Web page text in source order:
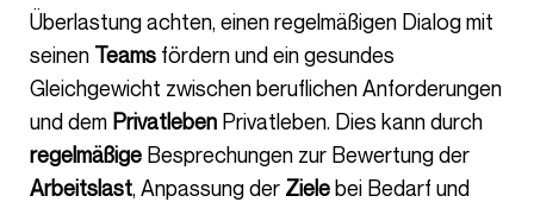
Überlastung achten, einen regelmäßigen Dialog mit
seinen Teams fördern und ein gesundes
Gleichgewicht zwischen beruflichen Anforderungen
und dem Privatleben Privatleben. Dies kann durch
regelmäßige Besprechungen zur Bewertung der
Arbeitslast, Anpassung der Zielebei Bedarf und